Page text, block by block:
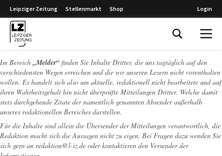
Leipziger Zeitung Stellenmarkt Shop Login
Im Bereich „Melder“ finden Sie Inhalte Dritter, die uns tagtäglich auf den
verschiedensten Wegen erreichen und die wir unseren Lesern nicht vorenthalten
wollen. Es handelt sich also um aktuelle, redaktionell nicht bearbeitete und auf
ihren Wahrheitsgehalt hin nicht überprüfte Mitteilungen Dritter. Welche damit
stets durchgehende Zitate der namentlich genannten Absender außerhalb
unseres redaktionellen Bereiches darstellen.
Für die Inhalte sind allein die Übersender der Mitteilungen verantwortlich, die
Redaktion macht sich die Aussagen nicht zu eigen. Bei Fragen dazu wenden Sie
sich gern an redaktion@l-iz.de oder kontaktieren den Versender der